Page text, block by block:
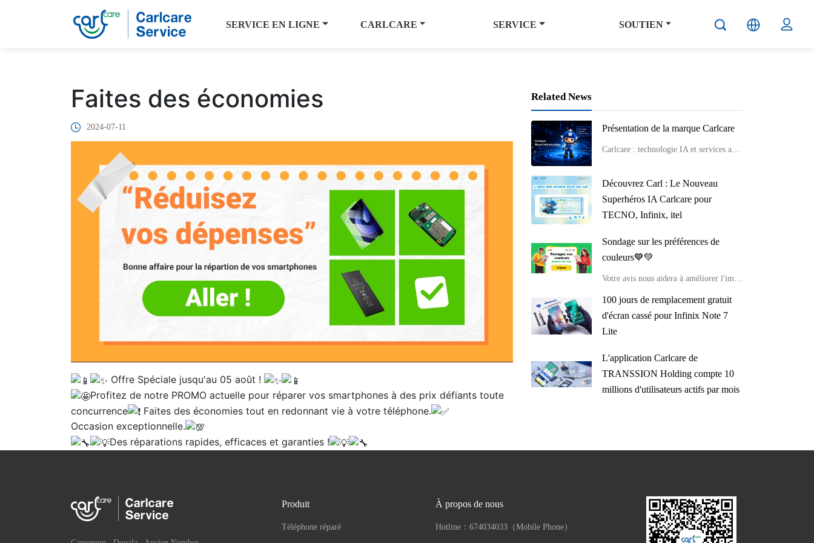
SERVICE EN LIGNE CARLCARE SERVICE SOUTIEN
Faites des économies
2024-07-11
Offre Spéciale jusqu'au 05 août !
Profitez de notre PROMO actuelle pour réparer vos smartphones à des prix défiants toute
concurrence
Faites des économies tout en redonnant vie à votre téléphone.
Occasion exceptionnelle.
Des réparations rapides, efficaces et garanties !
Related News
Présentation de la marque Carlcare
Carlcare : technologie IA et services après-vente professionnels avec bienveillance.
Découvrez Carl : Le Nouveau
Superhéros IA Carlcare pour
TECNO, Infinix, itel
Sondage sur les préférences de
couleurs💙💚
100 jours de remplacement gratuit
d'écran cassé pour Infinix Note 7
Lite
L'application Carlcare de
TRANSSION Holding compte 10
millions d'utilisateurs actifs par mois
Produit
Téléphone réparé
À propos de nous
Hotline： 674034033（Mobile Phone）